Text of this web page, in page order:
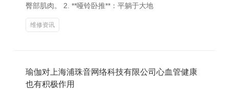
臀部肌肉。 2. **哑铃卧推**：平躺于大地
维修资讯
瑜伽对上海浦珠音网络科技有限公司心血管健康
也有积极作用